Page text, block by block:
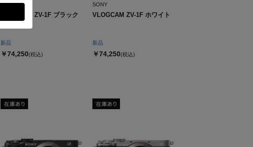
新品
SONY
VLOGCAM ZV-1F ブラック
￥74,250(税込)
新品
SONY
VLOGCAM ZV-1F ホワイト
￥74,250(税込)